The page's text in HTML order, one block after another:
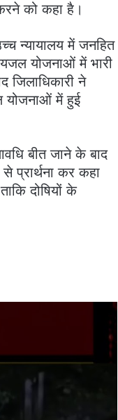
को कहा है।
न्यायालय में जनहित
योजनाओं में भारी
जिलाधिकारी ने
योजनाओं में हुई
बीत जाने के बाद
प्रार्थना कर कहा
दोषियों के